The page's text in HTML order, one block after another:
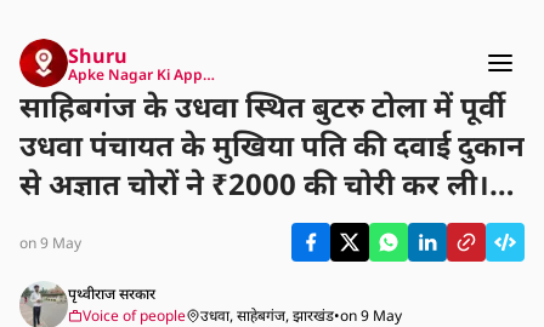
Shuru
Apke Nagar Ki App…
साहिबगंज के उधवा स्थित बुटरु टोला में पूर्वी
उधवा पंचायत के मुखिया पति की दवाई दुकान
से अज्ञात चोरों ने ₹2000 की चोरी कर ली।
मुखिया पति उदय मंडल ने घटना की जानकारी
राधानगर पुलिस को नहीं दी है और नशेड़ियों
पर शक जताया है।
on 9 May
पृथ्वीराज सरकार
Voice of people
उधवा, साहेबगंज, झारखंड•on 9 May